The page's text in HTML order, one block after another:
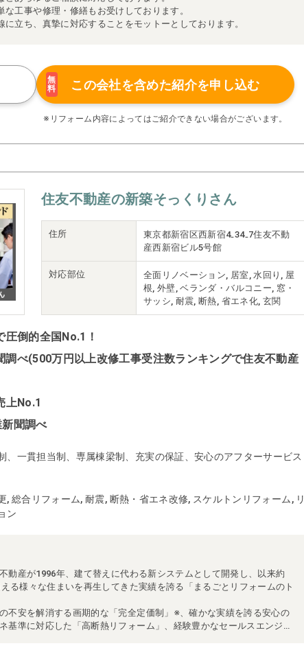
な工事や修理・修繕もお受けしております。
に立ち、真摯に対応することをモットーとしております。
無
料
この会社を含めた紹介を申し込む
※リフォーム内容によってはご紹介できない場合がございます。
住友不動産の新築そっくりさん
住所
東京都新宿区西新宿4₋34₋7住友不動
産西新宿ビル5号館
対応部位
全面リノベーション, 居室, 水回り, 屋
根, 外壁, ベランダ・バルコニー, 窓・
サッシ, 耐震, 断熱, 省エネ化, 玄関
倒的全国No.1！
べ(500万円以上改修工事受注数ランキングで住友不動産
上No.1
聞調べ
、一貫担当制、専属棟梁制、充実の保証、安心のアフターサービス
, 総合リフォーム, 耐震, 断熱・省エネ改修, スケルトンリフォーム, リ
ン
動産が1996年、建て替えに代わる新システムとして開発し、以来約
る様々な住まいを再生してきた実績を誇る「まるごとリフォームのト
不安を解消する画期的な「完全定価制」※、確かな実績を誇る安心の
基準に対応した「高断熱リフォーム」、経験豊かなセールスエンジニ